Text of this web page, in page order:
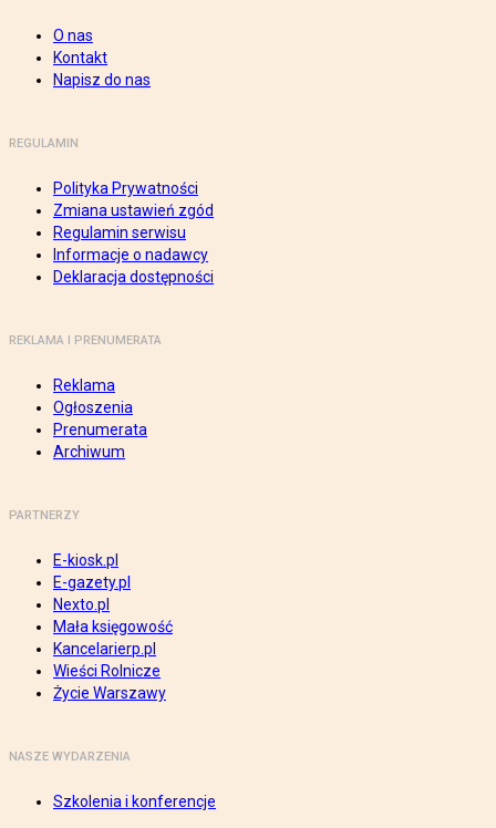
O nas
Kontakt
Napisz do nas
REGULAMIN
Polityka Prywatności
Zmiana ustawień zgód
Regulamin serwisu
Informacje o nadawcy
Deklaracja dostępności
REKLAMA I PRENUMERATA
Reklama
Ogłoszenia
Prenumerata
Archiwum
PARTNERZY
E-kiosk.pl
E-gazety.pl
Nexto.pl
Mała księgowość
Kancelarierp.pl
Wieści Rolnicze
Życie Warszawy
NASZE WYDARZENIA
Szkolenia i konferencje